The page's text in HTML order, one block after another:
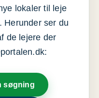
lokaler til leje
Herunder ser du
de lejere der
søgning